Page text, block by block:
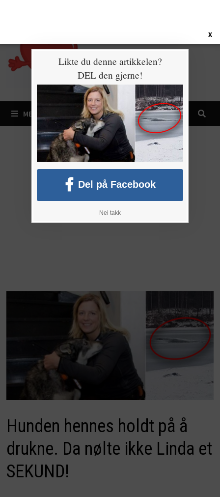
MENY
Hunden hennes holdt på å
drukne. Da nølte ikke Linda et
SEKUND!
X
Likte du denne artikkelen?
DEL den gjerne!
Del på Facebook
Nei takk